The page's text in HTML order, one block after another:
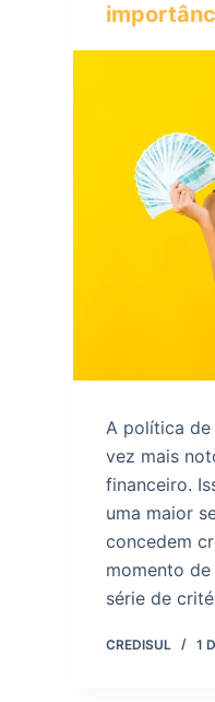
A política
vez mais
financeiro.
uma maior
concedem
momento
série de
CREDISUL 1